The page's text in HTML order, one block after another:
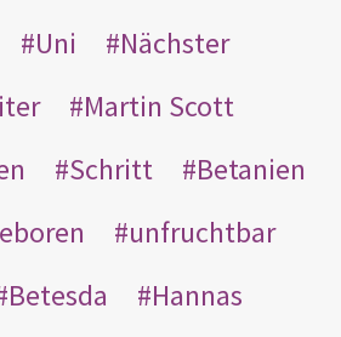
Uni
Nächster
Martin Scott
Schritt
Betanien
unfruchtbar
Betesda
Hannas